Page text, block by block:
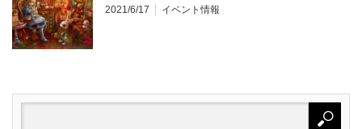
2021/6/17 イベント情報